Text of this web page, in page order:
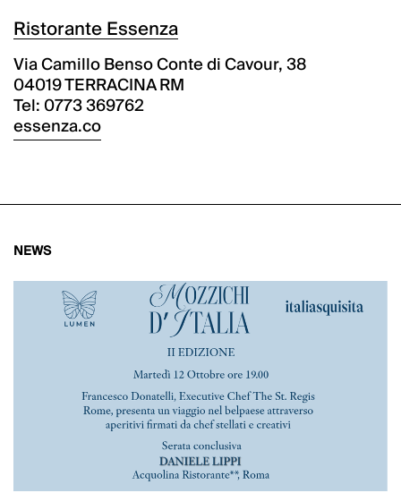
Ristorante Essenza
Via Camillo Benso Conte di Cavour, 38
04019 TERRACINA RM
Tel: 0773 369762
essenza.co
NEWS